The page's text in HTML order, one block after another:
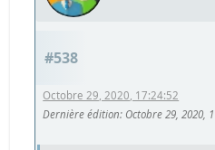
#538
Octobre 29, 2020, 17:24:52
Dernière édition: Octobre 29, 2020,